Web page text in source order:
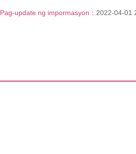
Pag-update ng impormasyon： 2022-04-01